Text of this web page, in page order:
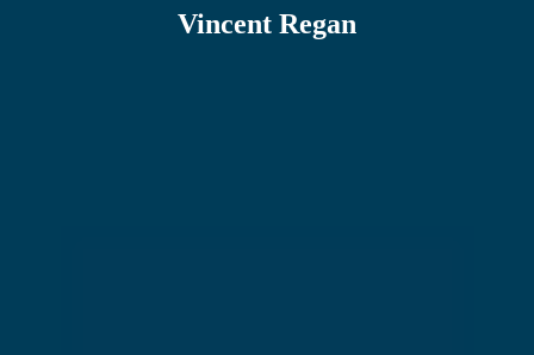
Vincent Regan